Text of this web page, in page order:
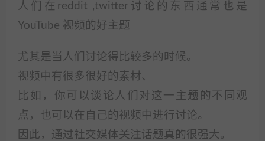
人们在reddit ,twitter讨论的东西通常也是
YouTube 视频的好主题
尤其是当人们讨论得比较多的时候。
视频中有很多很好的素材、
比如，你可以谈论人们对这一主题的不同观
点，也可以在自己的视频中进行讨论。
因此，通过社交媒体关注话题真的很强大。